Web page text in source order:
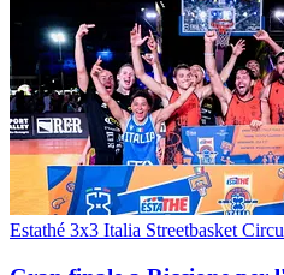
Estathé 3x3 Italia Streetbasket